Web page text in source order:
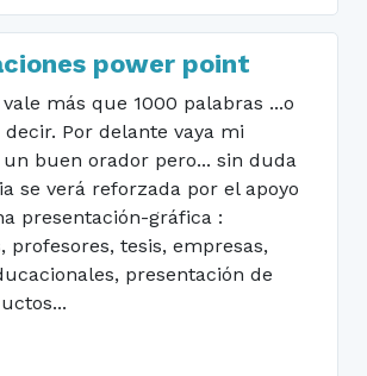
power point
más que 1000 palabras ...o
decir. Por delante vaya mi
buen orador pero... sin duda
se verá reforzada por el apoyo
presentación-gráfica :
profesores, tesis, empresas,
presentación de